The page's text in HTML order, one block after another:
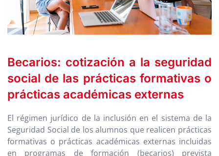
Becarios: cotización a la seguridad
social de las prácticas formativas o
prácticas académicas externas
El régimen jurídico de la inclusión en el sistema de la
Seguridad Social de los alumnos que realicen prácticas
formativas o prácticas académicas externas incluidas
en programas de formación (becarios) prevista